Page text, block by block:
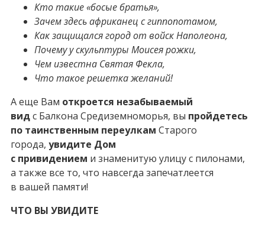
Кто такие «босые братья»,
Зачем здесь африканец с гиппопотамом,
Как защищался город от войск Наполеона,
Почему у скульптуры Моисея рожки,
Чем известна Святая Фекла,
Что такое решетка желаний!
А еще Вам откроется незабываемый
видс Балкона Средиземноморья, вы пройдетесь
по таинственным переулкам Старого
города, увидите Дом
с привидением и знаменитую улицу с пилонами,
а также все то, что навсегда запечатлеется
в вашей памяти!
ЧТО ВЫ УВИДИТЕ